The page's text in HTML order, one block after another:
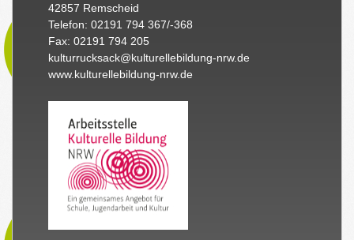
42857 Remscheid
Telefon: 02191 794 367/-368
Fax: 02191 794 205
kulturrucksack@kulturellebildung-nrw.de
www.kulturellebildung-nrw.de